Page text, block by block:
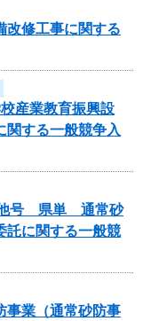
改修工事に関する
産業教育振興設
関する一般競争入
他号 県単 通常砂
に関する一般競
事業（通常砂防事